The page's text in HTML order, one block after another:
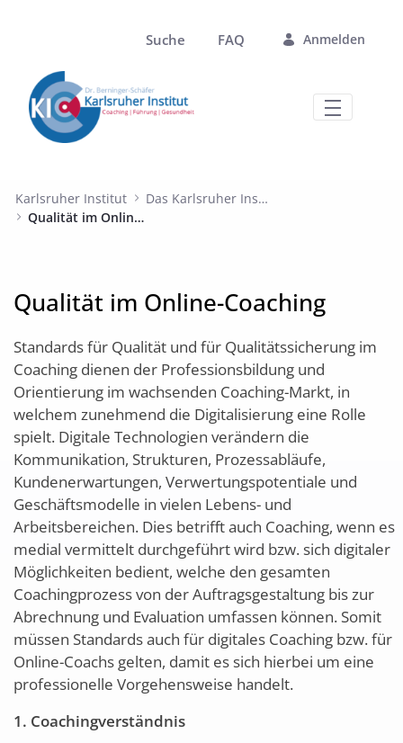
Suche FAQ Anmelden
Qualität im Online-Coaching -
Karlsruher Institut
Das Karlsruher Institut
Qualität im Online-Coaching
Qualität im Online-Coaching
Standards für Qualität und für Qualitätssicherung im
Coaching dienen der Professionsbildung und
Orientierung im wachsenden Coaching-Markt, in
welchem zunehmend die Digitalisierung eine Rolle
spielt. Digitale Technologien verändern die
Kommunikation, Strukturen, Prozessabläufe,
Kundenerwartungen, Verwertungspotentiale und
Geschäftsmodelle in vielen Lebens- und
Arbeitsbereichen. Dies betrifft auch Coaching, wenn es
medial vermittelt durchgeführt wird bzw. sich digitaler
Möglichkeiten bedient, welche den gesamten
Coachingprozess von der Auftragsgestaltung bis zur
Abrechnung und Evaluation umfassen können. Somit
müssen Standards auch für digitales Coaching bzw. für
Online-Coachs gelten, damit es sich hierbei um eine
professionelle Vorgehensweise handelt.
1. Coachingverständnis